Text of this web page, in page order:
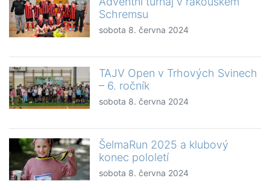
Schremsu
sobota 8. června 2024
TAJV Open v Trhových Svinech
– 6. ročník
sobota 8. června 2024
ŠelmaRun 2025 a klubový
konec pololetí
sobota 8. června 2024